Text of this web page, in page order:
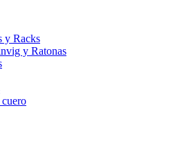
y Racks
y Ratonas